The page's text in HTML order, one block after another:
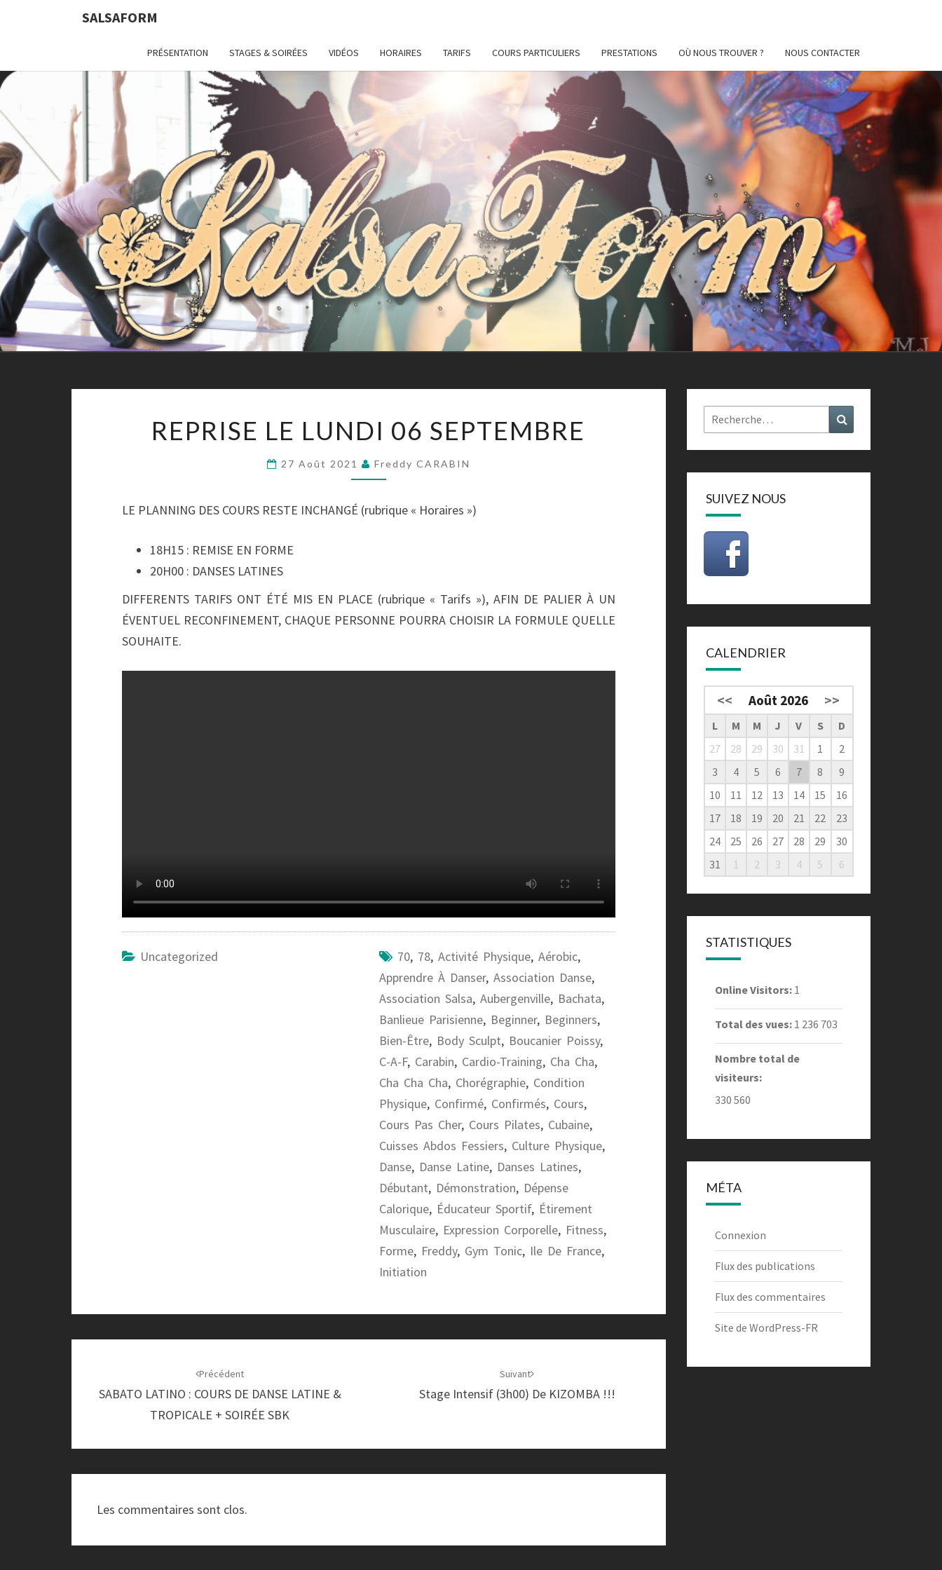
SALSAFORM
PRÉSENTATION STAGES & SOIRÉES VIDÉOS HORAIRES TARIFS COURS PARTICULIERS PRESTATIONS OÙ NOUS TROUVER ? NOUS CONTACTER
SALSAFORM
Cours
De
Danses
Latines
Et De
Remise
En
Forme
LE
REPRISE LE LUNDI 06 SEPTEMBRE
27 Août 2021 Freddy CARABIN
LE PLANNING DES COURS RESTE INCHANGÉ (rubrique « Horaires »)
18H15 : REMISE EN FORME
20H00 : DANSES LATINES
DIFFERENTS TARIFS ONT ÉTÉ MIS EN PLACE (rubrique « Tarifs »), AFIN DE PALIER À UN
ÉVENTUEL RECONFINEMENT, CHAQUE PERSONNE POURRA CHOISIR LA FORMULE QUELLE
SOUHAITE.
Uncategorized 70, 78, Activité Physique, Aérobic,
Apprendre À Danser, Association Danse,
Association Salsa, Aubergenville, Bachata,
Banlieue Parisienne, Beginner, Beginners,
Bien-Être, Body Sculpt, Boucanier Poissy,
C-A-F, Carabin, Cardio-Training, Cha Cha,
Cha Cha Cha, Chorégraphie, Condition
Physique, Confirmé, Confirmés, Cours,
Cours Pas Cher, Cours Pilates, Cubaine,
Cuisses Abdos Fessiers, Culture Physique,
Danse, Danse Latine, Danses Latines,
Débutant, Démonstration, Dépense
Calorique, Éducateur Sportif, Étirement
Musculaire, Expression Corporelle, Fitness,
Forme, Freddy, Gym Tonic, Ile De France,
Initiation
Précédent
SABATO LATINO : COURS DE DANSE LATINE &
TROPICALE + SOIRÉE SBK
Suivant
Stage Intensif (3h00) De KIZOMBA !!!
Les commentaires sont clos.
Rechercher :
SUIVEZ NOUS
CALENDRIER
<< Août 2026 >>
L M M J V S
D
27
28 29 30 31 1
2
3
4 5 6 7 8
9
10
11 12 13 14 15
16
17
18 19 20 21 22
23
24
25 26 27 28 29
30
31
1 2 3 4 5 6
STATISTIQUES
Online Visitors: 1
Total des vues: 1 236 703
Nombre total de
visiteurs:
330 560
MÉTA
Connexion
Flux des publications
Flux des commentaires
Site de WordPress-FR